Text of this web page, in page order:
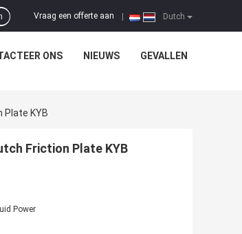
Dutch
Vraag een offerte aan
ONS NIEUWS GEVALLEN
Plate KYB
Friction Plate KYB
Power